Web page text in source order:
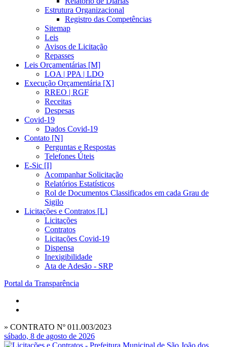
Estrutura Organizacional
Registro das Competências
Sitemap
Leis
Avisos de Licitação
Repasses
Leis Orçamentárias [M]
LOA | PPA | LDO
Execução Orçamentária [X]
RREO | RGF
Receitas
Despesas
Covid-19
Dados Covid-19
Contato [N]
Perguntas e Respostas
Telefones Úteis
E-Sic [I]
Acompanhar Solicitação
Relatórios Estatísticos
Rol de Documentos Classificados em cada Grau de
Sigilo
Licitações e Contratos [L]
Licitações
Contratos
Licitações Covid-19
Dispensa
Inexigibilidade
Ata de Adesão - SRP
Portal da Transparência
» CONTRATO Nº 011.003/2023
sábado, 8 de agosto de 2026